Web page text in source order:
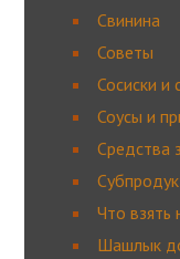
Свинина
Советы
Сосиски и
Соусы и
Средства
Что взять
Шашлык